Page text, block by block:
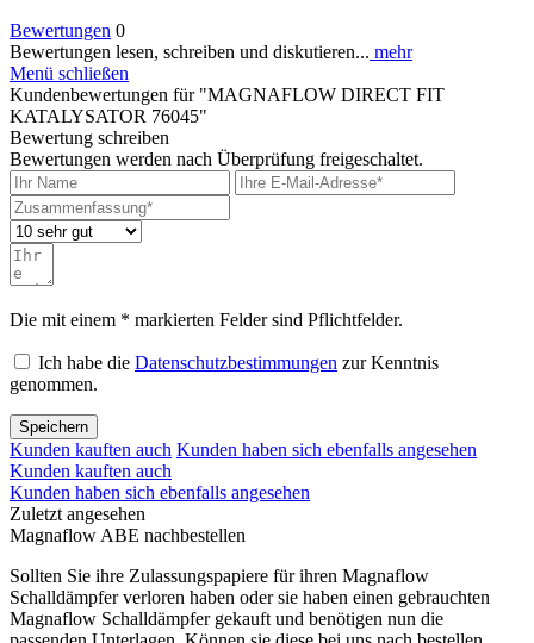
Bewertungen 0
Bewertungen lesen, schreiben und diskutieren... mehr
Menü schließen
Kundenbewertungen für "MAGNAFLOW DIRECT FIT
KATALYSATOR 76045"
Bewertung schreiben
Bewertungen werden nach Überprüfung freigeschaltet.
Die mit einem * markierten Felder sind Pflichtfelder.
Ich habe die Datenschutzbestimmungen zur Kenntnis
genommen.
Speichern
Kunden kauften auch Kunden haben sich ebenfalls angesehen
Kunden kauften auch
Kunden haben sich ebenfalls angesehen
Zuletzt angesehen
Magnaflow ABE nachbestellen
Sollten Sie ihre Zulassungspapiere für ihren Magnaflow
Schalldämpfer verloren haben oder sie haben einen gebrauchten
Magnaflow Schalldämpfer gekauft und benötigen nun die